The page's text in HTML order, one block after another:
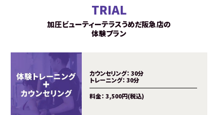
TRIAL
加圧ビューティーテラスうめだ阪急店の
体験プラン
カウンセリング： 30分
トレーニング： 30分
料金： 3,500円(税込)